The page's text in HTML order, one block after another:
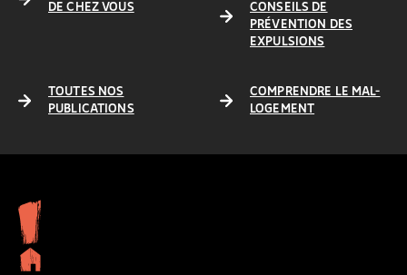
DE CHEZ VOUS
CONSEILS DE
PRÉVENTION DES
EXPULSIONS
TOUTES NOS
PUBLICATIONS
COMPRENDRE LE MAL-
LOGEMENT